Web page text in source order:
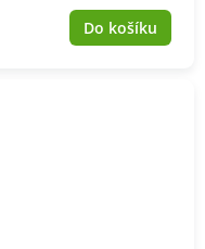
Do košíku